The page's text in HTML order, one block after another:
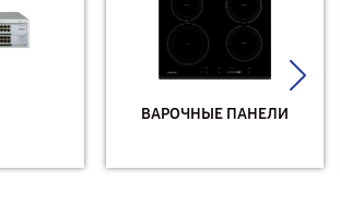
ВАРОЧНЫЕ ПАНЕЛИ